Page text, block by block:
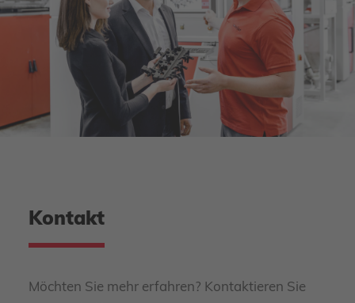
Kontakt
Möchten Sie mehr erfahren? Kontaktieren Sie